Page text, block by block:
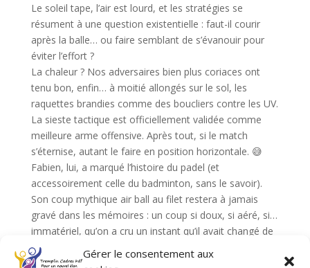
Gérer le consentement aux
Le soleil tape, l’air est lourd, et les stratégies se
résument à une question existentielle : faut-il courir
après la balle… ou faire semblant de s’évanouir pour
éviter l’effort ?
La chaleur ? Nos adversaires bien plus coriaces ont
tenu bon, enfin… à moitié allongés sur le sol, les
raquettes brandies comme des boucliers contre les UV.
La sieste tactique est officiellement validée comme
meilleure arme offensive. Après tout, si le match
s’éternise, autant le faire en position horizontale. 😅
Fabien, lui, a marqué l’histoire du padel (et
accessoirement celle du badminton, sans le savoir).
Son coup mythique air ball au filet restera à jamais
gravé dans les mémoires : un coup si doux, si aéré, si…
immatériel, qu’on a cru un instant qu’il avait changé de
sport.
« C’est une nouvelle technique, les gars : le service en